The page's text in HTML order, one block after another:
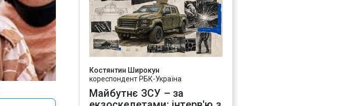
Костянтин Широкун
кореспондент РБК-Україна
Майбутнє ЗСУ – за